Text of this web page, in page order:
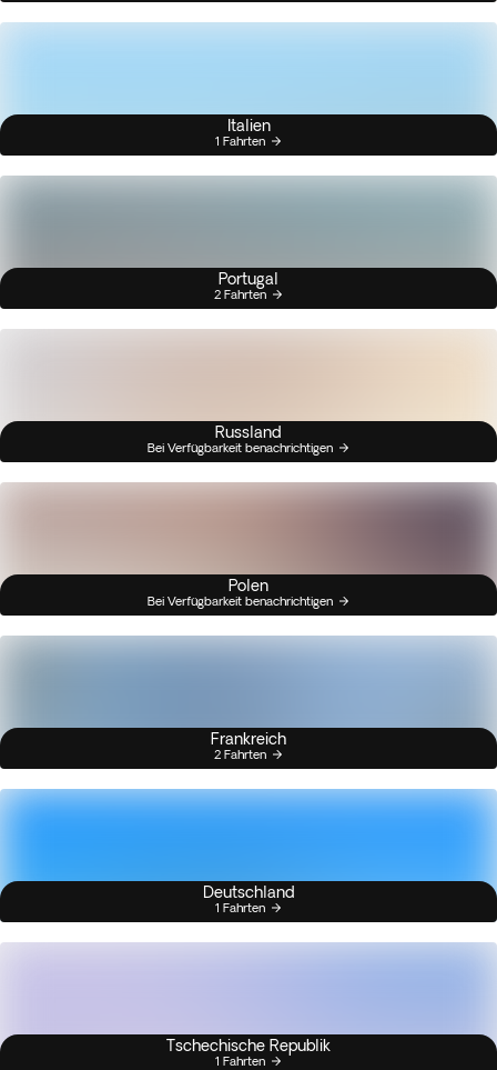
Italien
1 Fahrten
Portugal
2 Fahrten
Russland
Bei Verfügbarkeit benachrichtigen
Polen
Bei Verfügbarkeit benachrichtigen
Frankreich
2 Fahrten
Deutschland
1 Fahrten
Tschechische Republik
1 Fahrten